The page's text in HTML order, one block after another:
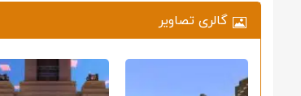
گالری تصاویر